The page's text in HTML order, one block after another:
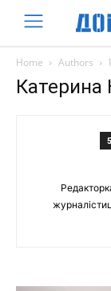
Home Authors
Катерина